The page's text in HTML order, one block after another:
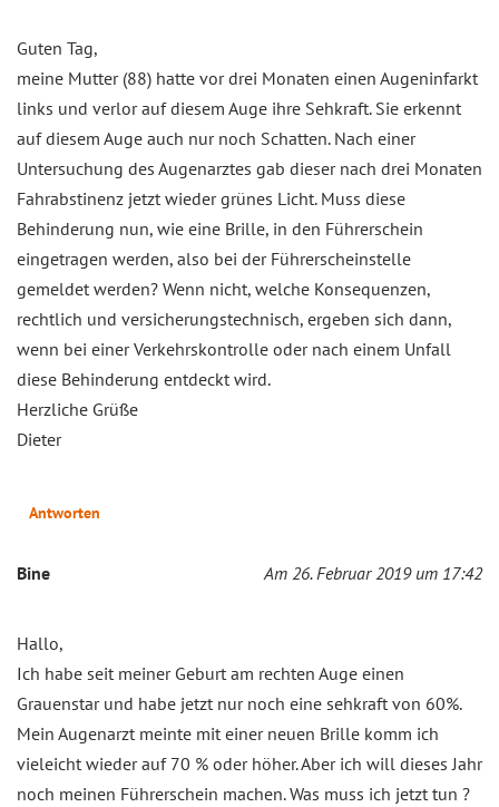
Guten Tag,
meine Mutter (88) hatte vor drei Monaten einen Augeninfarkt
links und verlor auf diesem Auge ihre Sehkraft. Sie erkennt
auf diesem Auge auch nur noch Schatten. Nach einer
Untersuchung des Augenarztes gab dieser nach drei Monaten
Fahrabstinenz jetzt wieder grünes Licht. Muss diese
Behinderung nun, wie eine Brille, in den Führerschein
eingetragen werden, also bei der Führerscheinstelle
gemeldet werden? Wenn nicht, welche Konsequenzen,
rechtlich und versicherungstechnisch, ergeben sich dann,
wenn bei einer Verkehrskontrolle oder nach einem Unfall
diese Behinderung entdeckt wird.
Herzliche Grüße
Dieter
Antworten
Bine Am 26. Februar 2019 um 17:42
Hallo,
Ich habe seit meiner Geburt am rechten Auge einen
Grauenstar und habe jetzt nur noch eine sehkraft von 60%.
Mein Augenarzt meinte mit einer neuen Brille komm ich
vieleicht wieder auf 70 % oder höher. Aber ich will dieses Jahr
noch meinen Führerschein machen. Was muss ich jetzt tun ?